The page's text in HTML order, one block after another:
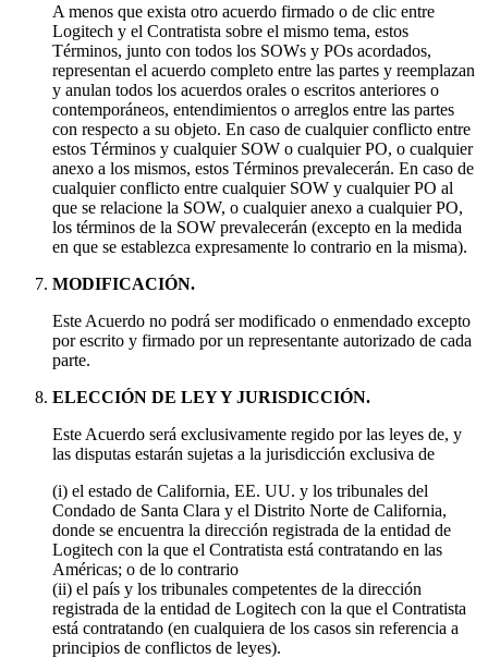
A menos que exista otro acuerdo firmado o de clic entre
Logitech y el Contratista sobre el mismo tema, estos
Términos, junto con todos los SOWs y POs acordados,
representan el acuerdo completo entre las partes y reemplazan
y anulan todos los acuerdos orales o escritos anteriores o
contemporáneos, entendimientos o arreglos entre las partes
con respecto a su objeto. En caso de cualquier conflicto entre
estos Términos y cualquier SOW o cualquier PO, o cualquier
anexo a los mismos, estos Términos prevalecerán. En caso de
cualquier conflicto entre cualquier SOW y cualquier PO al
que se relacione la SOW, o cualquier anexo a cualquier PO,
los términos de la SOW prevalecerán (excepto en la medida
en que se establezca expresamente lo contrario en la misma).
MODIFICACIÓN.
Este Acuerdo no podrá ser modificado o enmendado excepto
por escrito y firmado por un representante autorizado de cada
parte.
ELECCIÓN DE LEY Y JURISDICCIÓN.
Este Acuerdo será exclusivamente regido por las leyes de, y
las disputas estarán sujetas a la jurisdicción exclusiva de
(i) el estado de California, EE. UU. y los tribunales del
Condado de Santa Clara y el Distrito Norte de California,
donde se encuentra la dirección registrada de la entidad de
Logitech con la que el Contratista está contratando en las
Américas; o de lo contrario
(ii) el país y los tribunales competentes de la dirección
registrada de la entidad de Logitech con la que el Contratista
está contratando (en cualquiera de los casos sin referencia a
principios de conflictos de leyes).